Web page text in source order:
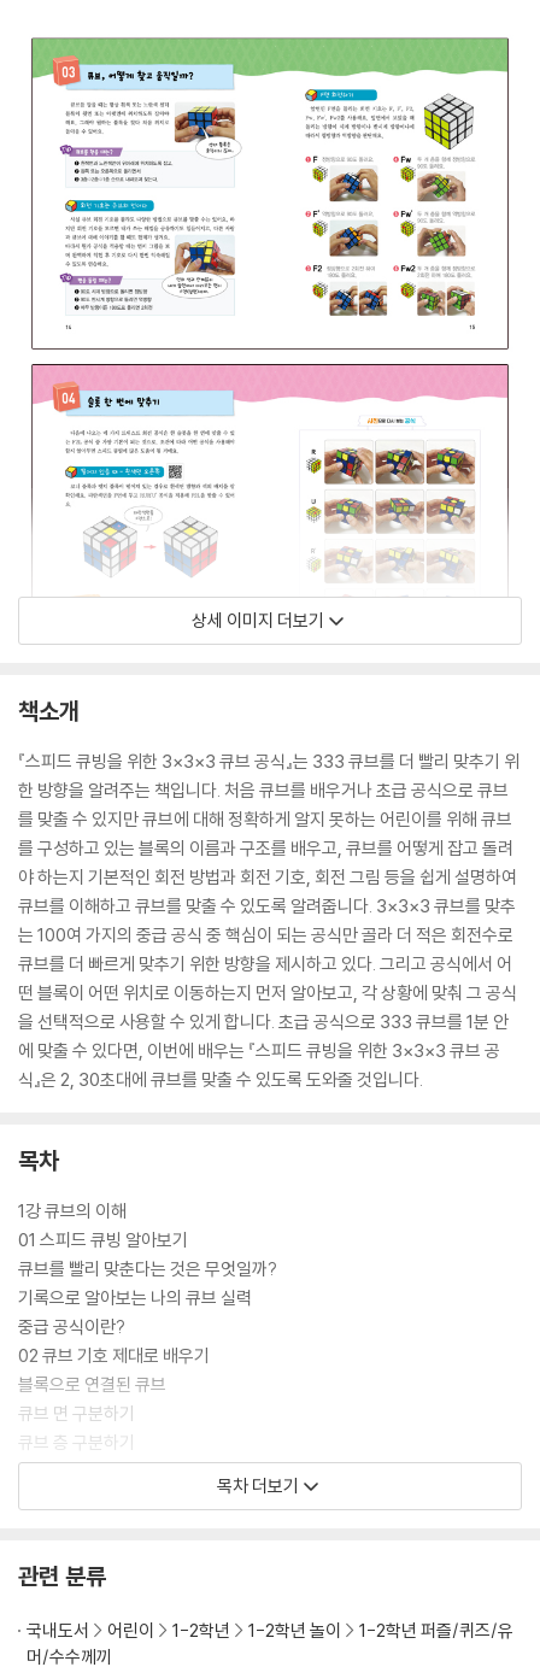
상세 이미지 더보기
책소개
『스피드 큐빙을 위한 3×3×3 큐브 공식』는 333 큐브를 더 빨리 맞추기 위
한 방향을 알려주는 책입니다. 처음 큐브를 배우거나 초급 공식으로 큐브
를 맞출 수 있지만 큐브에 대해 정확하게 알지 못하는 어린이를 위해 큐브
를 구성하고 있는 블록의 이름과 구조를 배우고, 큐브를 어떻게 잡고 돌려
야 하는지 기본적인 회전 방법과 회전 기호, 회전 그림 등을 쉽게 설명하여
큐브를 이해하고 큐브를 맞출 수 있도록 알려줍니다. 3×3×3 큐브를 맞추
는 100여 가지의 중급 공식 중 핵심이 되는 공식만 골라 더 적은 회전수로
큐브를 더 빠르게 맞추기 위한 방향을 제시하고 있다. 그리고 공식에서 어
떤 블록이 어떤 위치로 이동하는지 먼저 알아보고, 각 상황에 맞춰 그 공식
을 선택적으로 사용할 수 있게 합니다. 초급 공식으로 333 큐브를 1분 안
에 맞출 수 있다면, 이번에 배우는 『스피드 큐빙을 위한 3×3×3 큐브 공
식』은 2, 30초대에 큐브를 맞출 수 있도록 도와줄 것입니다.
목차
1강 큐브의 이해
01 스피드 큐빙 알아보기
큐브를 빨리 맞춘다는 것은 무엇일까?
기록으로 알아보는 나의 큐브 실력
중급 공식이란?
02 큐브 기호 제대로 배우기
블록으로 연결된 큐브
큐브 면 구분하기
큐브 층 구분하기
03 큐브, 어떻게 찾고 움직일까?
L면 회전하기 / B면 회전하기
목차 더보기
관련 분류
국내도서 어린이 1-2학년 1-2학년 놀이
1-2학년 퍼즐/퀴즈/유
머/수수께끼